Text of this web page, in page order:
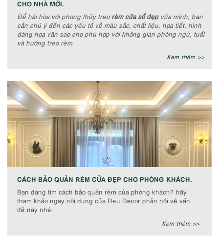
CHO NHÀ MỚI.
Để hài hòa với phong thủy treo rèm cửa sổ đẹpcủa mình, bạn
cần chú ý đến các yếu tố về màu sắc, chất liệu, họa tiết, hình
dáng hoa văn sao cho phù hợp với không gian phòng ngủ, tuổi
và hướng treo rèm
Xem thêm >>
CÁCH BẢO QUẢN RÈM CỬA ĐẸP CHO PHÒNG KHÁCH.
Bạn đang tìm cách bảo quản rèm cửa phòng khách? hãy
tham khảo ngay nội dung của Reu Decor phản hồi về vấn
đề này nhé.
Xem thêm >>